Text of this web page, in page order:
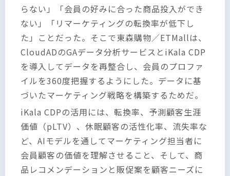
らない」「会員の好みに合った商品投入ができ
ない」「リマーケティングの転換率が低下し
た」ことだった。そこで東森購物／ETMallは、
CloudADのGAデータ分析サービスとiKala CDP
を導入してデータを再整合し、会員のプロファ
イルを360度把握するようにした。データに基
づいたマーケティング戦略を構築するためだ。
iKala CDPの活用には、転換率、予測顧客生涯
価値（pLTV）、休眠顧客の活性化率、流失率な
ど、AIモデルを通してマーケティング担当者に
会員顧客の価値を理解させること、そして、商
品レコメンデーションと販促案を顧客ニーズに